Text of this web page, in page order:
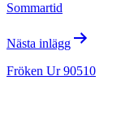
Sommartid
Nästa inlägg
Fröken Ur 90510